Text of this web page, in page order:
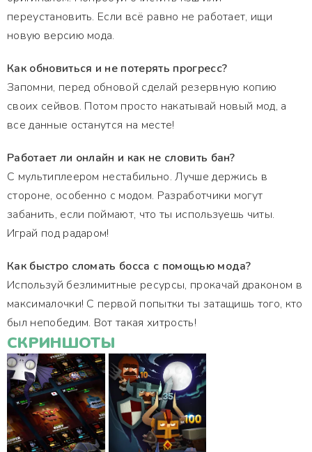
переустановить. Если всё равно не работает, ищи
новую версию мода.
Как обновиться и не потерять прогресс?
Запомни, перед обновой сделай резервную копию
своих сейвов. Потом просто накатывай новый мод, а
все данные останутся на месте!
Работает ли онлайн и как не словить бан?
С мультиплеером нестабильно. Лучше держись в
стороне, особенно с модом. Разработчики могут
забанить, если поймают, что ты используешь читы.
Играй под радаром!
Как быстро сломать босса с помощью мода?
Используй безлимитные ресурсы, прокачай драконом в
максималочки! С первой попытки ты затащишь того, кто
был непобедим. Вот такая хитрость!
СКРИНШОТЫ